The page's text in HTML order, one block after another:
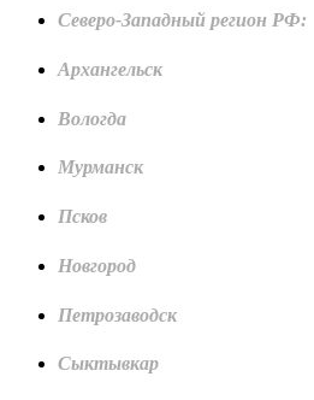
Северо-Западный регион РФ:
Архангельск
Вологда
Мурманск
Псков
Новгород
Петрозаводск
Сыктывкар